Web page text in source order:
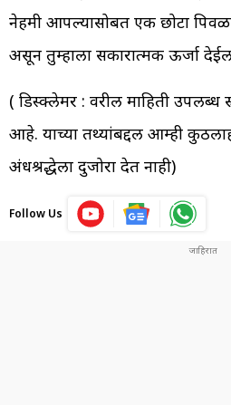
नेहमी आपल्यासोबत एक छोटा
असून तुम्हाला सकारात्मक ऊर्जा
( डिस्क्लेमर : वरील माहिती
आहे. याच्या तथ्यांबद्दल आम्ही
अंधश्रद्धेला दुजोरा देत नाही)
Follow Us